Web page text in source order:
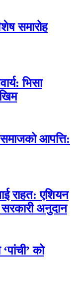
समारोह
भिसा
आपत्ति:
राहत: एशियन
सरकारी अनुदान
को